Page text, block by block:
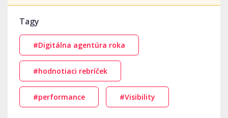
Tagy
#Digitálna agentúra roka
#hodnotiaci rebríček
#performance #Visibility